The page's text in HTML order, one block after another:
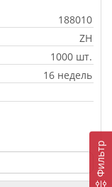
Фильтр
188010
ZH
1000 шт.
16 недель